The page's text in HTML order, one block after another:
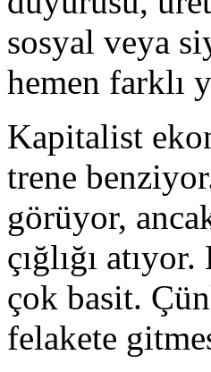
sosyal veya
hemen farklı
Kapitalist
trene
görüyor,
çığlığı
çok basit.
felakete